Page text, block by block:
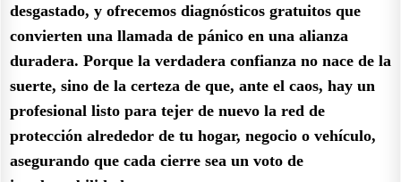
desgastado, y ofrecemos diagnósticos gratuitos que
convierten una llamada de pánico en una alianza
duradera. Porque la verdadera confianza no nace de la
suerte, sino de la certeza de que, ante el caos, hay un
profesional listo para tejer de nuevo la red de
protección alrededor de tu hogar, negocio o vehículo,
asegurando que cada cierre sea un voto de